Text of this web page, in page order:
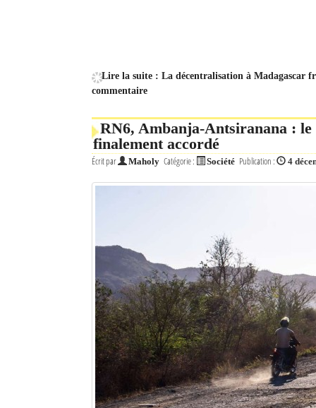
Lire la suite : La décentralisation à Madagascar
commentaire
RN6, Ambanja-Antsiranana :
finalement accordé
Écrit par Maholy Catégorie : Société Publication : 4